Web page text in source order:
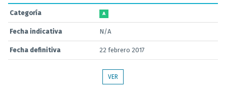
Categoría A
Fecha indicativa N/A
Fecha definitiva 22 febrero 2017
VER